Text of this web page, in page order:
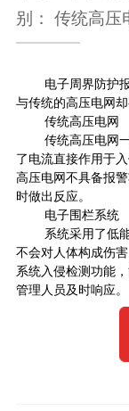
别： 传统高压
电子周界防护报
与传统的高压电网
传统高压电网
传统高压电网一
了电流直接作用于
高压电网不具备报
时做出反应。
电子围栏系统
系统采用了低能
不会对人体构成伤
系统入侵检测功能
管理人员及时响应。